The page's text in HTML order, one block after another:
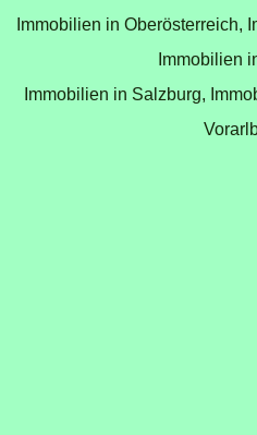
Immobilien in Oberösterreich,
Immobilien
Immobilien in Salzburg,